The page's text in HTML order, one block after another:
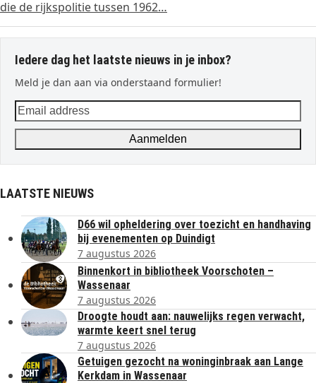
die de rijkspolitie tussen 1962…
Iedere dag het laatste nieuws in je inbox?
Meld je dan aan via onderstaand formulier!
Email
address
Aanmelden
LAATSTE NIEUWS
D66 wil opheldering over toezicht en handhaving
bij evenementen op Duindigt
7 augustus 2026
Binnenkort in bibliotheek Voorschoten –
Wassenaar
7 augustus 2026
Droogte houdt aan: nauwelijks regen verwacht,
warmte keert snel terug
7 augustus 2026
Getuigen gezocht na woninginbraak aan Lange
Kerkdam in Wassenaar